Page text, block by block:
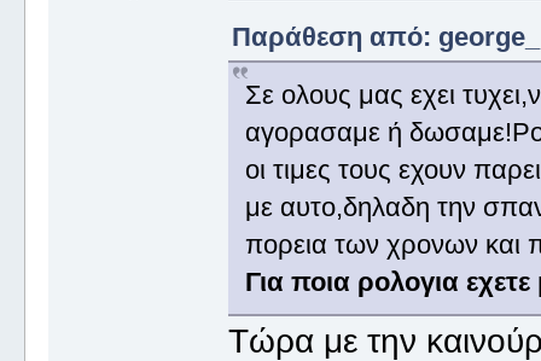
Παράθεση από: george_
Σε ολους μας εχει
αγορασαμε ή
οι τιμες τους εχουν
με αυτο,δηλαδη την
πορεια των χρονων και
Για ποια ρολογια εχετε
Τώρα με την